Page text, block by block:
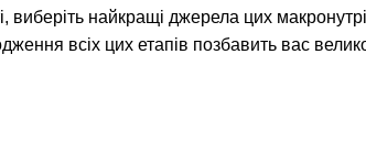
найкращі джерела цих
всіх цих етапів позбавить вас